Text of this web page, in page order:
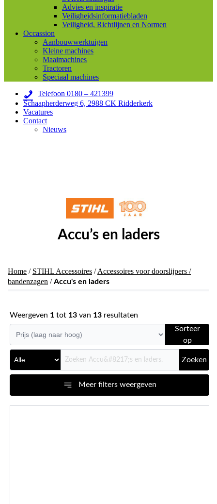
Advies en inspiratie
Veiligheidsinformatiebladen
Veiligheid, Richtlijnen en Normen
Occassion
Aanbouwwerktuigen
Kleine machines
Maaimachines
Tractoren
Speciaal machines
Telefoon 0180 – 421399
Schaapherderweg 6, 2988 CK Ridderkerk
Vacatures
Contact
Nieuws
Accu’s en laders
Home / STIHL Accessoires /Accessoires voor doorslijpers /
bandenzagen /Accu's en laders
Weergeven 1 tot 13 van 13 resultaten
Sorteer
op
Zoeken
Meer filters weergeven